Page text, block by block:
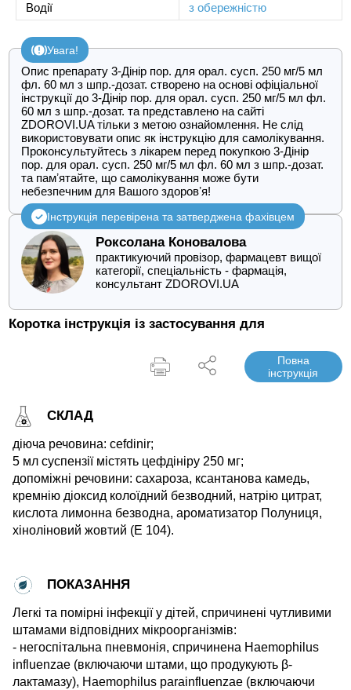
Водії
з обережністю
Увага!
Опис препарату 3-Дінір пор. для орал. сусп. 250 мг/5 мл
фл. 60 мл з шпр.-дозат. створено на основі офіціальної
інструкції до 3-Дінір пор. для орал. сусп. 250 мг/5 мл фл.
60 мл з шпр.-дозат. та представлено на сайті
ZDOROVI.UA тільки з метою ознайомлення. Не слід
використовувати опис як інструкцію для самолікування.
Проконсультуйтесь з лікарем перед покупкою 3-Дінір
пор. для орал. сусп. 250 мг/5 мл фл. 60 мл з шпр.-дозат.
та памʼятайте, що самолікування може бути
небезпечним для Вашого здоровʼя!
Інструкція перевірена та затверджена фахівцем
Роксолана Коновалова
практикуючий провізор, фармацевт вищої
категорії, спеціальність - фармація,
консультант ZDOROVI.UA
Коротка інструкція із застосування для
Повна
інструкція
СКЛАД
діюча речовина: cefdinir;
5 мл суспензії містять цефдініру 250 мг;
допоміжні речовини: сахароза, ксантанова камедь,
кремнію діоксид колоїдний безводний, натрію цитрат,
кислота лимонна безводна, ароматизатор Полуниця,
хіноліновий жовтий (Е 104).
ПОКАЗАННЯ
Легкі та помірні інфекції у дітей, спричинені чутливими
штамами відповідних мікроорганізмів:
- негоспітальна пневмонія, спричинена Haemophilus
influenzae (включаючи штами, що продукують β-
лактамазу), Haemophilus parainfluenzae (включаючи